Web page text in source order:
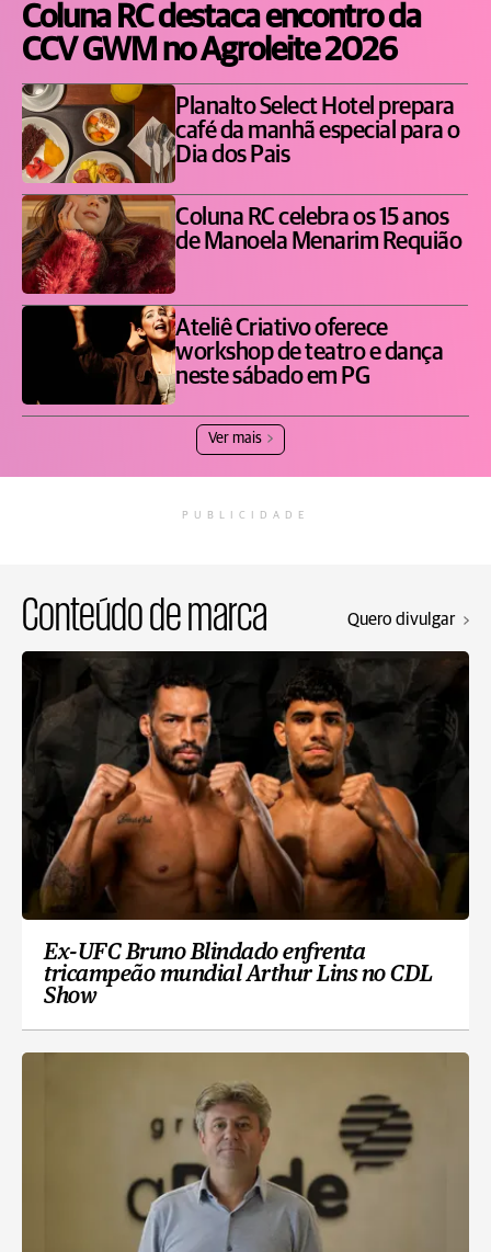
Coluna RC destaca encontro da
CCV GWM no Agroleite 2026
Planalto Select Hotel prepara
café da manhã especial para o
Dia dos Pais
Coluna RC celebra os 15 anos
de Manoela Menarim Requião
Ateliê Criativo oferece
workshop de teatro e dança
neste sábado em PG
Ver mais
PUBLICIDADE
Conteúdo de marca Quero divulgar
Ex-UFC Bruno Blindado enfrenta
tricampeão mundial Arthur Lins no CDL
Show